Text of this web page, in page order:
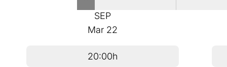
SEP
Mar 22
20:00h